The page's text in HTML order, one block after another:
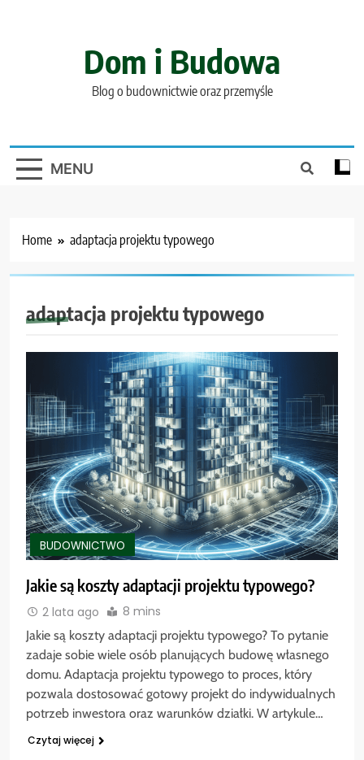
Dom i Budowa
Blog o budownictwie oraz przemyśle
MENU
Home adaptacja projektu typowego
adaptacja projektu typowego
BUDOWNICTWO
Jakie są koszty adaptacji projektu typowego?
2 lata ago 8 mins
Jakie są koszty adaptacji projektu typowego? To pytanie
zadaje sobie wiele osób planujących budowę własnego
domu. Adaptacja projektu typowego to proces, który
pozwala dostosować gotowy projekt do indywidualnych
potrzeb inwestora oraz warunków działki. W artykule…
Czytaj więcej